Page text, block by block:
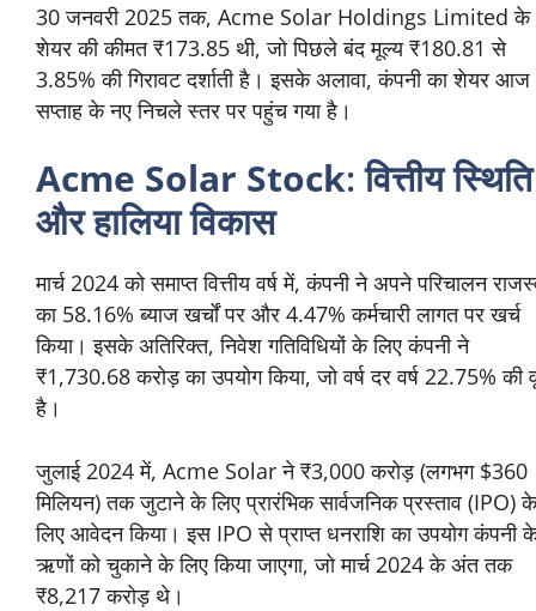
30 जनवरी 2025 तक, Acme Solar Holdings Limited के
शेयर की कीमत ₹173.85 थी, जो पिछले बंद मूल्य ₹180.81 से
3.85% की गिरावट दर्शाती है। इसके अलावा, कंपनी का शेयर
सप्ताह के नए निचले स्तर पर पहुंच गया है।
Acme Solar Stock: वित्तीय स्थिति
और हालिया विकास
मार्च 2024 को समाप्त वित्तीय वर्ष में, कंपनी ने अपने परिचालन
का 58.16% ब्याज खर्चों पर और 4.47% कर्मचारी लागत पर खर्च
किया। इसके अतिरिक्त, निवेश गतिविधियों के लिए कंपनी ने
₹1,730.68 करोड़ का उपयोग किया, जो वर्ष दर वर्ष 22.75% की
है।
जुलाई 2024 में, Acme Solar ने ₹3,000 करोड़ (लगभग $360
मिलियन) तक जुटाने के लिए प्रारंभिक सार्वजनिक प्रस्ताव (IPO) के
लिए आवेदन किया। इस IPO से प्राप्त धनराशि का उपयोग कंपनी
ऋणों को चुकाने के लिए किया जाएगा, जो मार्च 2024 के अंत तक
₹8,217 करोड़ थे।